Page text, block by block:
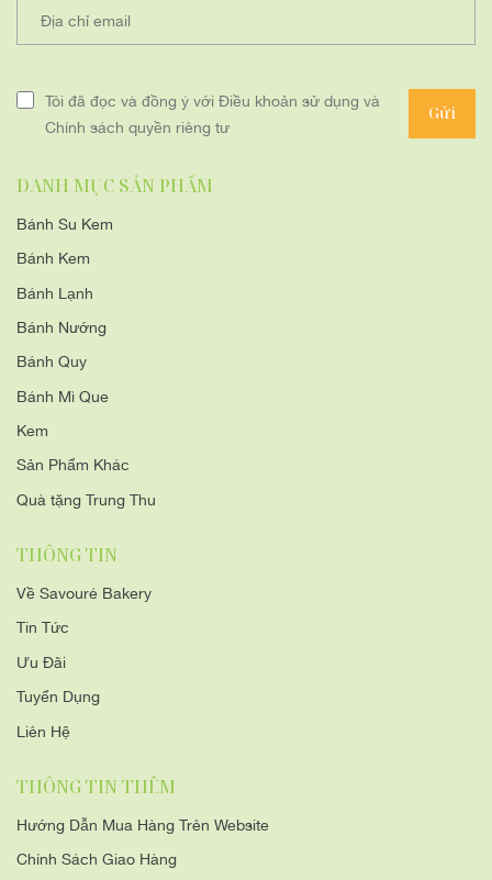
Địa chỉ email
Tôi đã đọc và đồng ý với Điều khoản sử dụng và
Chính sách quyền riêng tư
Gửi
DANH MỤC SẢN PHẨM
Bánh Su Kem
Bánh Kem
Bánh Lạnh
Bánh Nướng
Bánh Quy
Bánh Mì Que
Kem
Sản Phẩm Khác
Quà tặng Trung Thu
THÔNG TIN
Về Savouré Bakery
Tin Tức
Ưu Đãi
Tuyển Dụng
Liên Hệ
THÔNG TIN THÊM
Hướng Dẫn Mua Hàng Trên Website
Chính Sách Giao Hàng